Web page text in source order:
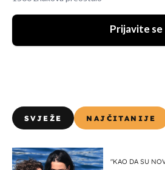
Prijavite se
SVJEŽE NAJČITANIJE
"KAO DA SU